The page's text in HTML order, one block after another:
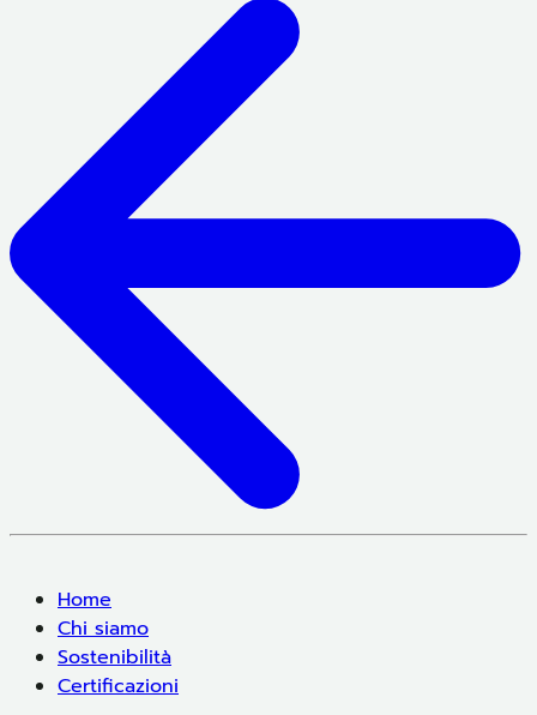
Home
Chi siamo
Sostenibilità
Certificazioni